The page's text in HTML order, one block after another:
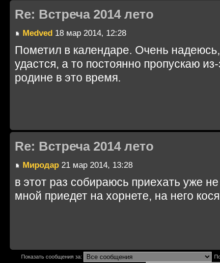
Re: Встреча 2014 лето
Medved 18 мар 2014, 12:28
Пометил в календаре. Очень надеюсь,
удастся, а то постоянно пропускаю
родине в это время.
Re: Встреча 2014 лето
Миродар 21 мар 2014, 13:28
в этот раз собираюсь приехать уже
мной приедет на хорнете, на него
Показать сообщения за: